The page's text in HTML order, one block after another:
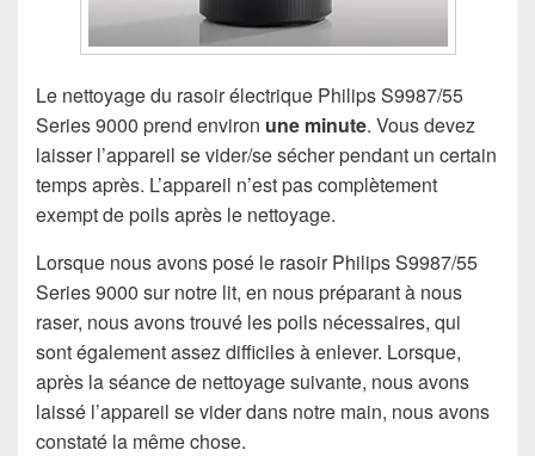
Le nettoyage du rasoir électrique Philips S9987/55
Series 9000 prend environ une minute. Vous devez
laisser l’appareil se vider/se sécher pendant un certain
temps après. L’appareil n’est pas complètement
exempt de poils après le nettoyage.
Lorsque nous avons posé le rasoir Philips S9987/55
Series 9000 sur notre lit, en nous préparant à nous
raser, nous avons trouvé les poils nécessaires, qui
sont également assez difficiles à enlever. Lorsque,
après la séance de nettoyage suivante, nous avons
laissé l’appareil se vider dans notre main, nous avons
constaté la même chose.